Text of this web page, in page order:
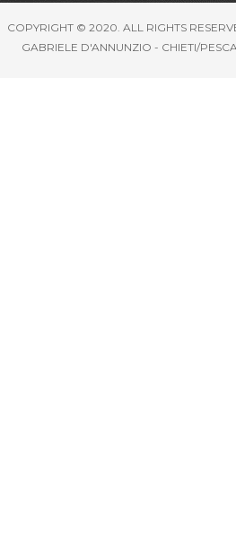
COPYRIGHT © 2020. ALL RIGHTS
GABRIELE D'ANNUNZIO - CHIETI/